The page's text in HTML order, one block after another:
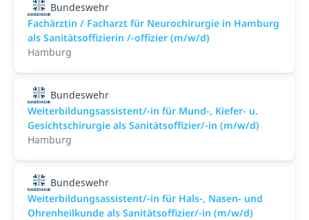
Bundeswehr
Fachärztin / Facharzt für Neurochirurgie in Hamburg
als Sanitätsoffizierin /-offizier (m/w/d)
Hamburg
Bundeswehr
Weiterbildungsassistent/-in für Mund-, Kiefer- u.
Gesichtschirurgie als Sanitätsoffizier/-in (m/w/d)
Hamburg
Bundeswehr
Weiterbildungsassistent/-in für Hals-, Nasen- und
Ohrenheilkunde als Sanitätsoffizier/-in (m/w/d)